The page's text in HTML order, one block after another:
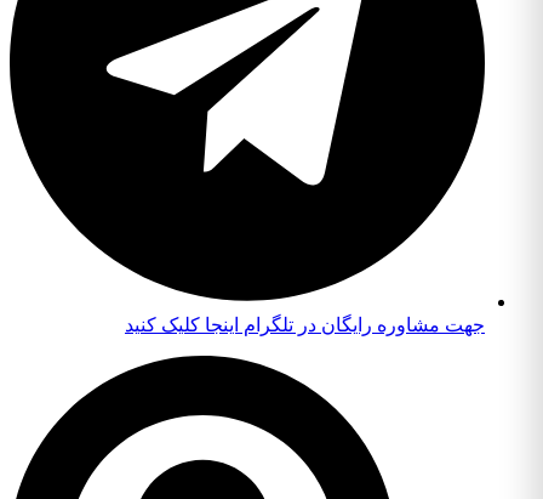
جهت مشاوره رایگان در تلگرام اینجا کلیک کنید